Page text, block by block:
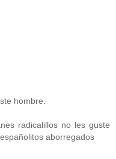
hombre.
radicalillos no les guste
aborregados